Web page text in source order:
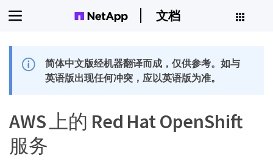
文档
简体中文版经机器翻译而成，仅供参考。如与
英语版出现任何冲突，应以英语版为准。
AWS 上的 Red Hat OpenShift
服务